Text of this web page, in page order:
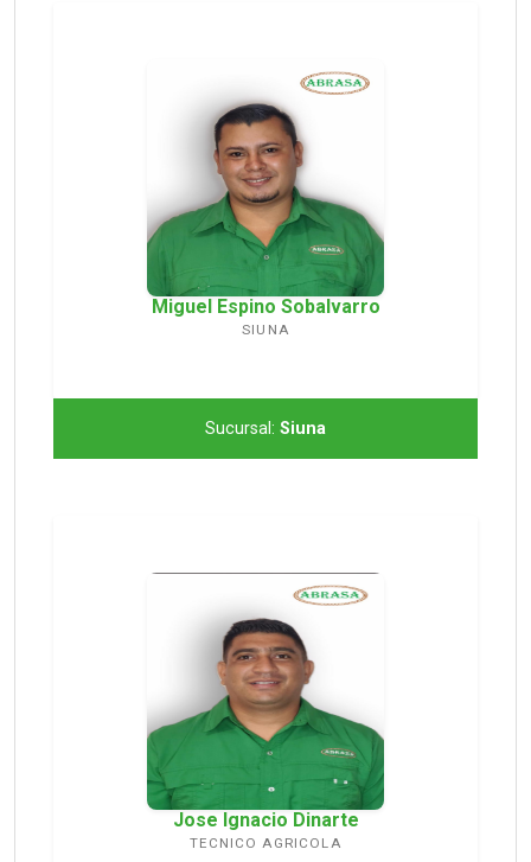
Miguel Espino Sobalvarro
SIUNA
Sucursal: Siuna
Jose Ignacio Dinarte
TECNICO AGRICOLA